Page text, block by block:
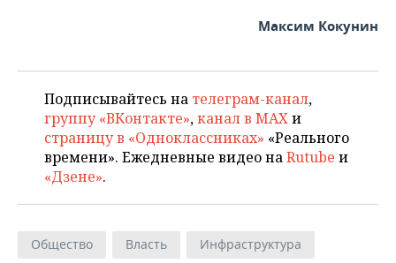
Максим Кокунин
Подписывайтесь на телеграм-канал,
группу «ВКонтакте»,канал в MAXи
страницу в «Одноклассниках» «Реального
времени». Ежедневные видео наRutube и
«Дзене».
Общество Власть
Инфраструктура